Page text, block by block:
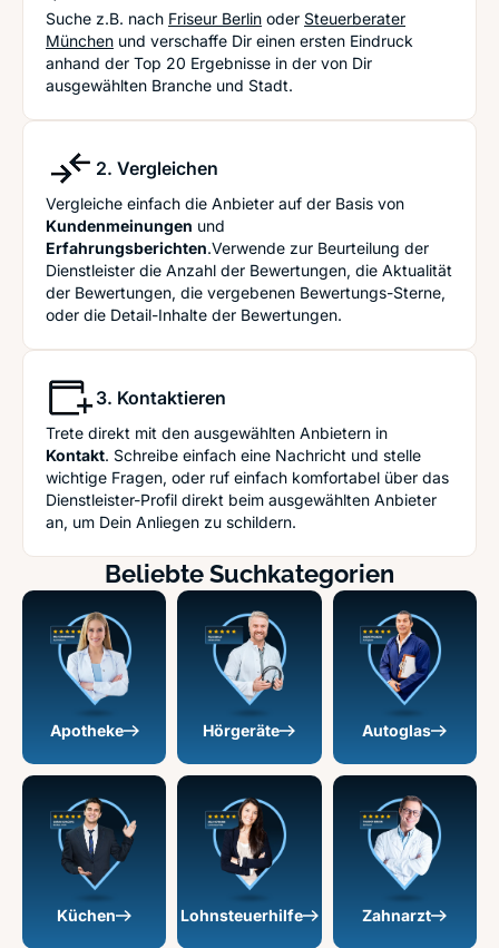
Suche z.B. nach Friseur Berlin oder Steuerberater
München und verschaffe Dir einen ersten Eindruck
anhand der Top 20 Ergebnisse in der von Dir
ausgewählten Branche und Stadt.
2. Vergleichen
Vergleiche einfach die Anbieter auf der Basis von
Kundenmeinungen und
Erfahrungsberichten.Verwende zur Beurteilung der
Dienstleister die Anzahl der Bewertungen, die Aktualität
der Bewertungen, die vergebenen Bewertungs-Sterne,
oder die Detail-Inhalte der Bewertungen.
3. Kontaktieren
Trete direkt mit den ausgewählten Anbietern in
Kontakt. Schreibe einfach eine Nachricht und stelle
wichtige Fragen, oder ruf einfach komfortabel über das
Dienstleister-Profil direkt beim ausgewählten Anbieter
an, um Dein Anliegen zu schildern.
Beliebte Suchkategorien
Apotheke Hörgeräte Autoglas
Küchen Lohnsteuerhilfe Zahnarzt